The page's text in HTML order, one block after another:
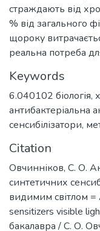
страждають від
% від загального
щороку
реальна потреба
Keywords
6.040102 біологія,
антибактеріальна
сенсибілізатори,
Citation
Овчинніков, С. О.
синтетичних
видимим світлом
sensitizers visible
бакалавра / С. О.